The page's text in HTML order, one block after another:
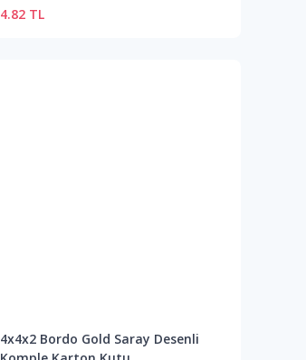
4.82 TL
4x4x2 Bordo Gold Saray Desenli